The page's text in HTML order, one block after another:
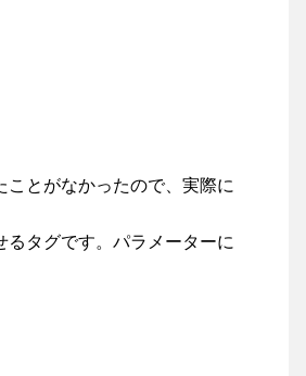
とがなかったので、実際に
タグです。パラメーターに